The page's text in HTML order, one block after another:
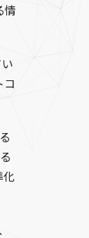
情
コ
化